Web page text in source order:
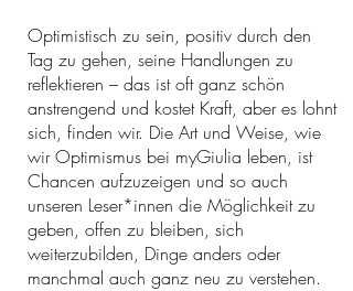
Optimistisch zu sein, positiv durch den
Tag zu gehen, seine Handlungen zu
reflektieren – das ist oft ganz schön
anstrengend und kostet Kraft, aber es lohnt
sich, finden wir. Die Art und Weise, wie
wir Optimismus bei myGiulia leben, ist
Chancen aufzuzeigen und so auch
unseren Leser*innen die Möglichkeit zu
geben, offen zu bleiben, sich
weiterzubilden, Dinge anders oder
manchmal auch ganz neu zu verstehen.